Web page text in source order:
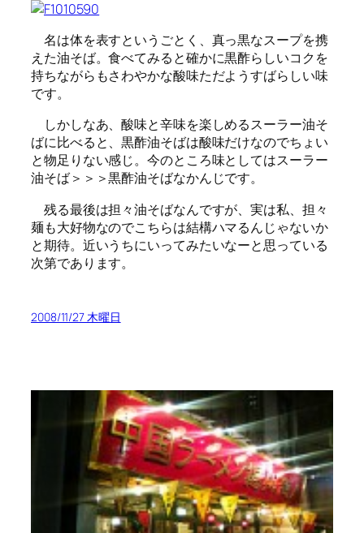
名は体を表すというごとく、真っ黒なスープを携
えた油そば。食べてみると確かに黒酢らしいコクを
持ちながらもさわやかな酸味ただようすばらしい味
です。
しかしなあ、酸味と辛味を楽しめるスーラー油そ
ばに比べると、黒酢油そばは酸味だけなのでちょい
と物足りない感じ。今のところ味としてはスーラー
油そば＞＞＞黒酢油そばなかんじです。
残る最後は担々油そばなんですが、実は私、担々
麺も大好物なのでこちらは結構ハマるんじゃないか
と期待。近いうちにいってみたいなーと思っている
次第であります。
2008/11/27 木曜日